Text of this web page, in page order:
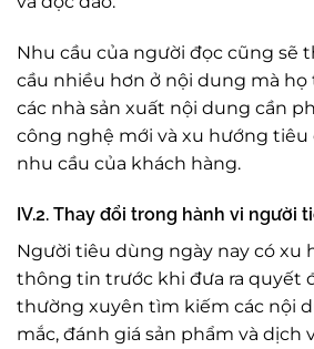
Nhu cầu của người đọc cũng sẽ
cầu nhiều hơn ở nội dung mà họ
các nhà sản xuất nội dung cần
công nghệ mới và xu hướng
nhu cầu của khách hàng.
IV.2. Thay đổi trong hành vi người
Người tiêu dùng ngày nay có xu
thông tin trước khi đưa ra quyết
thường xuyên tìm kiếm các nội
mắc, đánh giá sản phẩm và dịch